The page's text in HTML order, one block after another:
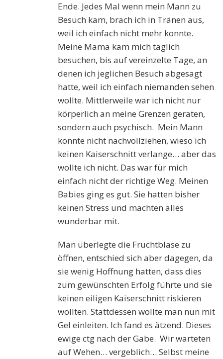
Ende. Jedes Mal wenn mein Mann zu
Besuch kam, brach ich in Tränen aus,
weil ich einfach nicht mehr konnte.
Meine Mama kam mich täglich
besuchen, bis auf vereinzelte Tage, an
denen ich jeglichen Besuch abgesagt
hatte, weil ich einfach niemanden sehen
wollte. Mittlerweile war ich nicht nur
körperlich an meine Grenzen geraten,
sondern auch psychisch. Mein Mann
konnte nicht nachvollziehen, wieso ich
keinen Kaiserschnitt verlange… aber das
wollte ich nicht. Das war für mich
einfach nicht der richtige Weg. Meinen
Babies ging es gut. Sie hatten bisher
keinen Stress und machten alles
wunderbar mit.
Man überlegte die Fruchtblase zu
öffnen, entschied sich aber dagegen, da
sie wenig Hoffnung hatten, dass dies
zum gewünschten Erfolg führte und sie
keinen eiligen Kaiserschnitt riskieren
wollten. Stattdessen wollte man nun mit
Gel einleiten. Ich fand es ätzend. Dieses
ewige ctg nach der Gabe. Wir warteten
auf Wehen… vergeblich… Selbst meine